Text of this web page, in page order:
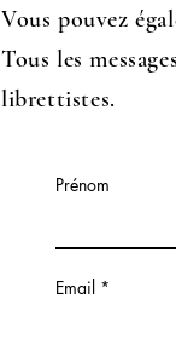
Vous pouvez
Tous les
librettistes.
Prénom
Email